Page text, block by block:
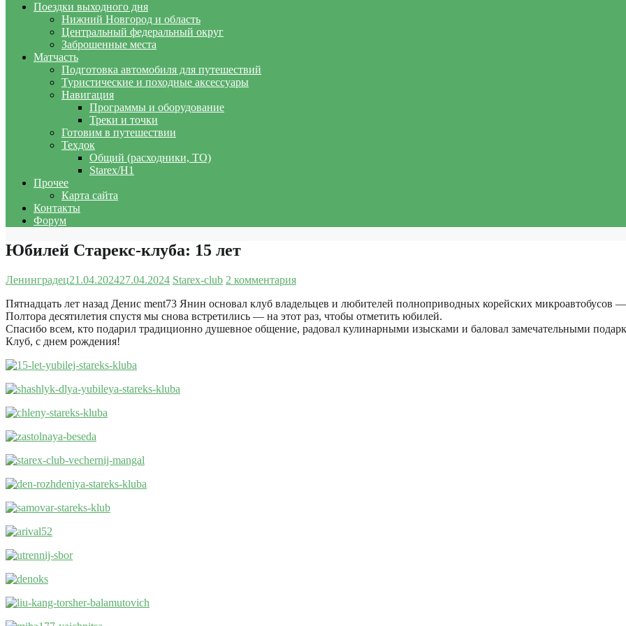
Поездки выходного дня
Нижний Новгород и область
Центральный федеральный округ
Заброшенные места
Матчасть
Подготовка автомобиля для путешествий
Туристические и походные аксессуары
Навигация
Программы и оборудование
Треки и точки
Готовим в путешествии
Техдок
Общий (расходники, ТО)
Starex/H1
Прочее
Карта сайта
Контакты
Форум
Юбилей Старекс-клуба: 15 лет
Ленинградец21.04.202427.04.2024 Starex-club 2 комментария
Пятнадцать лет назад Денис ment73 Янин основал клуб владельцев и любителей полноприводных корейских микроавтобусов
Полтора десятилетия спустя мы снова встретились — на этот раз, чтобы отметить юбилей.
Спасибо всем, кто подарил традиционно душевное общение, радовал кулинарными изысками и баловал замечательными
Клуб, с днем рождения!